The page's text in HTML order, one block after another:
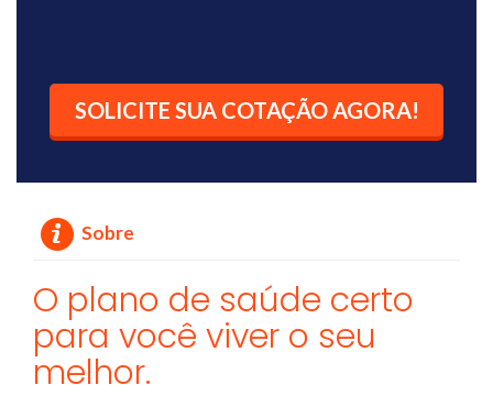
SOLICITE SUA COTAÇÃO AGORA!
Sobre
O plano de saúde certo
para você viver o seu
melhor.